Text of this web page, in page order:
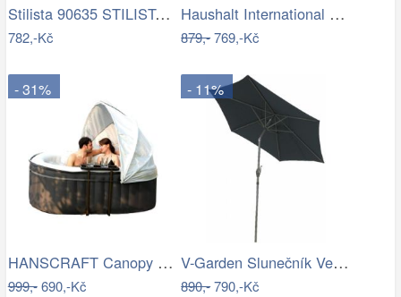
Stilista 90635 STILISTA Zahradní…
782,-Kč
Haushalt International Stínící…
879,-769,-Kč
- 31%
HANSCRAFT Canopy slunečník
999,-690,-Kč
- 11%
V-Garden Slunečník VeGA 270C - černý
890,-790,-Kč